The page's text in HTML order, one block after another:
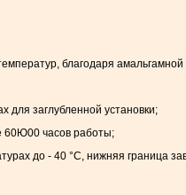
благодаря амальгамной
для заглубленной установки;
60Ю00 часов работы;
до - 40 °С, нижняя граница